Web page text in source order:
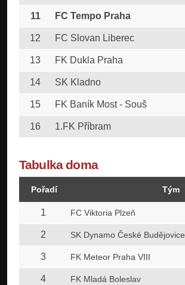
11 FC Tempo Praha
12 FC Slovan Liberec
13 FK Dukla Praha
14 SK Kladno
15 FK Baník Most - Souš
16 1.FK Příbram
Tabulka doma
Pořadí Tým
1 FC Viktoria Plzeň
2 SK Dynamo České Budějovice
3 FK Meteor Praha VIII
4 FK Mladá Boleslav